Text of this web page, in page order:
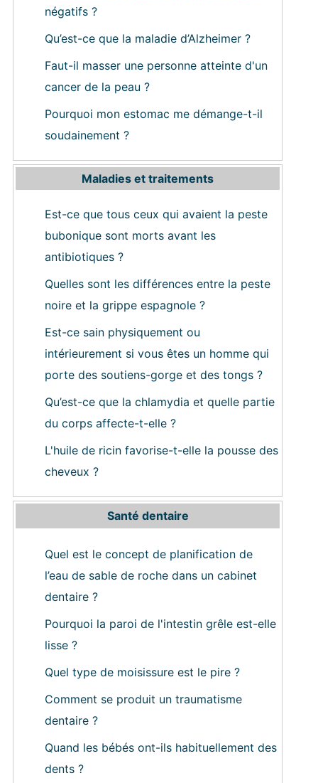
négatifs ?
Qu’est-ce que la maladie d’Alzheimer ?
Faut-il masser une personne atteinte d'un
cancer de la peau ?
Pourquoi mon estomac me démange-t-il
soudainement ?
Maladies et traitements
Est-ce que tous ceux qui avaient la peste
bubonique sont morts avant les
antibiotiques ?
Quelles sont les différences entre la peste
noire et la grippe espagnole ?
Est-ce sain physiquement ou
intérieurement si vous êtes un homme qui
porte des soutiens-gorge et des tongs ?
Qu’est-ce que la chlamydia et quelle partie
du corps affecte-t-elle ?
L'huile de ricin favorise-t-elle la pousse des
cheveux ?
Santé dentaire
Quel est le concept de planification de
l’eau de sable de roche dans un cabinet
dentaire ?
Pourquoi la paroi de l'intestin grêle est-elle
lisse ?
Quel type de moisissure est le pire ?
Comment se produit un traumatisme
dentaire ?
Quand les bébés ont-ils habituellement des
dents ?